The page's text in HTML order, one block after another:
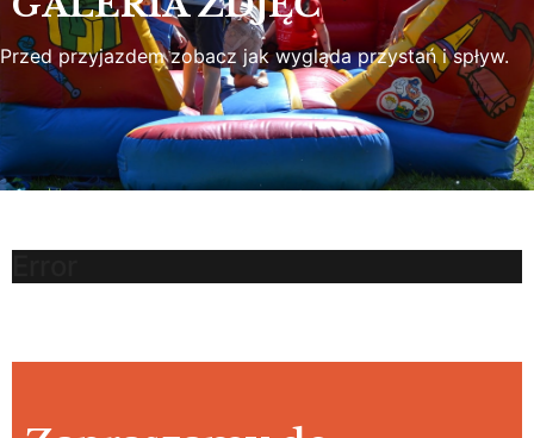
Przed przyjazdem zobacz jak wygląda przystań i spływ.